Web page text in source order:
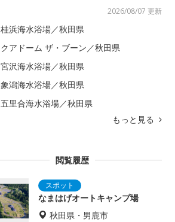
2026/08/07 更新
桂浜海水浴場／秋田県
クアドーム ザ・ブーン／秋田県
宮沢海水浴場／秋田県
象潟海水浴場／秋田県
五里合海水浴場／秋田県
もっと見る
閲覧履歴
なまはげオートキャンプ場
秋田県・男鹿市